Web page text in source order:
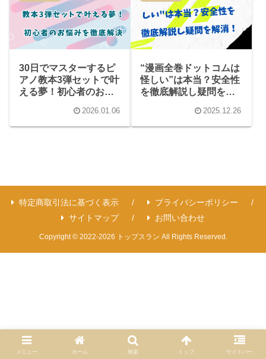
30日でマスターするピ
アノ教本3弾セットで叶
える夢！初心者のお悩
2026.01.06
“漫画全巻ドットコムは
怪しい”は本当？安全性
を徹底解説し疑問を解
2025.12.26
特定商取引法に基づく表示
プライバシーポリシー
サイトマップ
お問い合わせ
Copyright © 2022-2026 トップスラン All Rights Reserved.
メニュー ホーム 検索 トップ サイドバー